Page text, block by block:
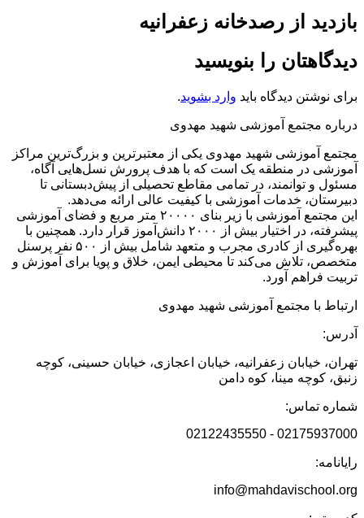
بازدید از رصدخانه زعفرانیه
دیدگاهتان را بنویسید
برای نوشتن دیدگاه باید وارد بشوید.
درباره مجتمع آموزشی شهید مهدوی
مجتمع آموزشی شهید مهدوی یکی از معتبرترین و بزرگ‌ترین مراکز
آموزشی در منطقه یک است که با هدف پرورش نسل‌هایی آگاه،
مسئول و توانمند، در تمامی مقاطع تحصیلی از پیش‌دبستانی تا
دبیرستان، خدمات آموزشی با کیفیت عالی ارائه می‌دهد.
این مجتمع آموزشی با زیر بنای ۲۰۰۰۰ متر مربع و فضای آموزشی
پیشرفته، در اختیار بیش از ۲۰۰۰ دانش‌آموز قرار دارد. همچنین با
بهره‌گیری از کادری مجرب و متعهد شامل بیش از ۵۰۰ نفر پرسنل
متخصص، تلاش می‌کند تا محیطی ایمن، خلاق و پویا برای آموزش و
تربیت فراهم آورد.
ارتباط با مجتمع آموزشی شهید مهدوی
آدرس:
تهران، خیابان زعفرانیه، خیابان اعجازی، خیابان حسینی، کوچه
زنبق، کوچه مینا، کوه دامن
شماره تماس:
02175937000 - 02122435550
رایانامه:
info@mahdavischool.org